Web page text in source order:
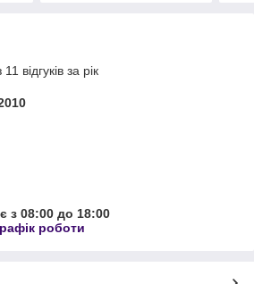
відгуків за рік
з 08:00 до 18:00
роботи